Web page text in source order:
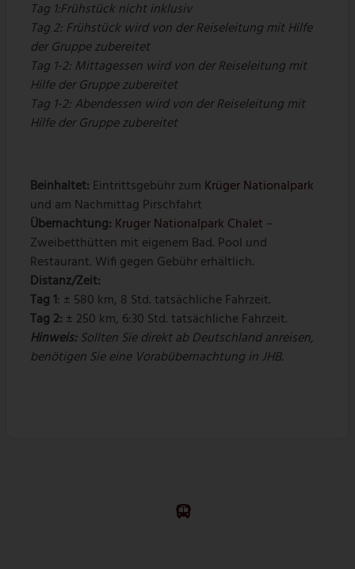
Tag 1:Frühstück nicht inklusiv
Tag 2: Frühstück wird von der Reiseleitung mit Hilfe
der Gruppe zubereitet
Tag 1-2: Mittagessen wird von der Reiseleitung mit
Hilfe der Gruppe zubereitet
Tag 1-2: Abendessen wird von der Reiseleitung mit
Hilfe der Gruppe zubereitet
Beinhaltet: Eintrittsgebühr zum Krüger Nationalpark
und am Nachmittag Pirschfahrt
Übernachtung: Kruger Nationalpark Chalet –
Zweibetthütten mit eigenem Bad. Pool und
Restaurant. Wifi gegen Gebühr erhältlich.
Distanz/Zeit:
Tag 1: ± 580 km, 8 Std. tatsächliche Fahrzeit.
Tag 2: ± 250 km, 6:30 Std. tatsächliche Fahrzeit.
Hinweis:Sollten Sie direkt ab Deutschland anreisen,
benötigen Sie eine Vorabübernachtung in JHB.